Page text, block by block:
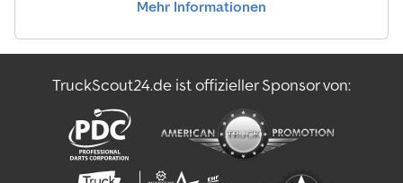
Mehr Informationen
TruckScout24.de ist offizieller Sponsor von: